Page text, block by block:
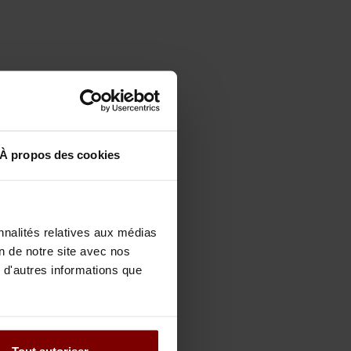
À propos des cookies
relatives aux médias
de notre site avec nos
informations que